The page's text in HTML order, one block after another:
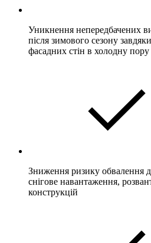
Уникнення непередбачених
після зимового сезону
фасадних стін в холодну
Зниження ризику обвалення
снігове навантаження,
конструкцій